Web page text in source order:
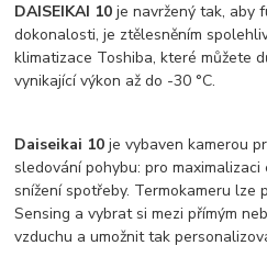
DAISEIKAI 10 je navržený tak, aby
dokonalosti, je ztělesněním
klimatizace Toshiba, které můžete
vynikající výkon až do -30 °C.
Daiseikai 10 je vybaven kamerou
sledování pohybu: pro
snížení spotřeby. Termokameru lze
Sensing a vybrat si mezi přímým
vzduchu a umožnit tak